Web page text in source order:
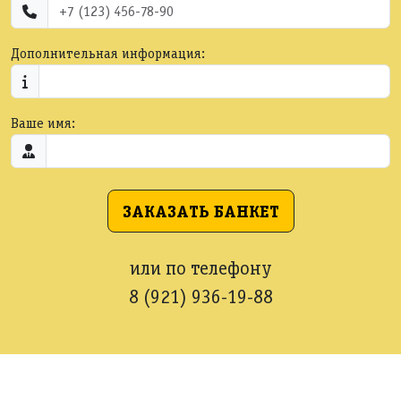
Дополнительная информация:
Ваше имя:
ЗАКАЗАТЬ БАНКЕТ
или по телефону
8 (921) 936-19-88